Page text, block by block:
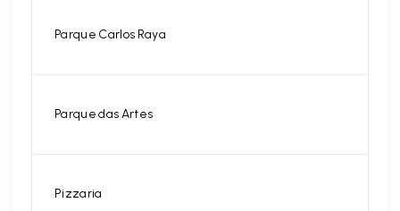
Parque Carlos Raya
Parque das Artes
Pizzaria